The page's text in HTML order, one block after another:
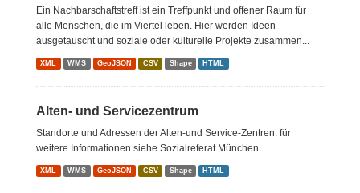
Ein Nachbarschaftstreff ist ein Treffpunkt und offener Raum für
alle Menschen, die im Viertel leben. Hier werden Ideen
ausgetauscht und soziale oder kulturelle Projekte zusammen...
XML WMS GeoJSON CSV Shape HTML
Alten- und Servicezentrum
Standorte und Adressen der Alten-und Service-Zentren. für
weitere Informationen siehe Sozialreferat München
XML WMS GeoJSON CSV Shape HTML